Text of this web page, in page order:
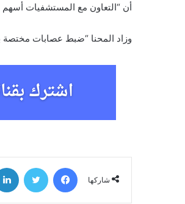
أن “التعاون مع المستشفيات أسهم
وزاد المحنا “ضبط عصابات مختصة
شاركها
فيسبوك تويتر